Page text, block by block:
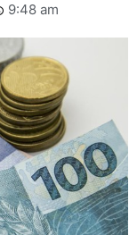
9:48 am